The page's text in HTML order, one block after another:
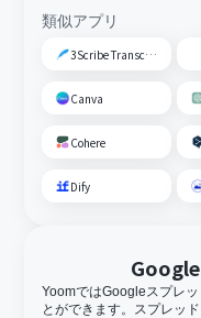
類似アプリ
3Scribe Transcription
Canva
Cohere
Dify
YoomではGoogleスプレ
とができます。スプレッ